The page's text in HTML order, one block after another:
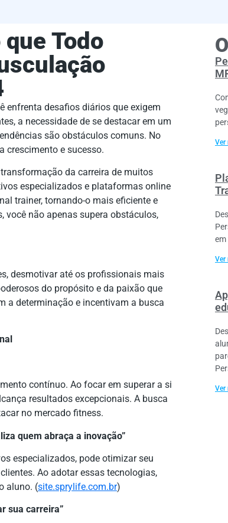
Todo
enfrenta desafios diários que exigem
a necessidade de se destacar em um
são obstáculos comuns. No
crescimento e sucesso.
da carreira de muitos
especializados e plataformas online
trainer, tornando-o mais eficiente e
você não apenas supera obstáculos,
desmotivar até os profissionais mais
do propósito e da paixão que
a determinação e incentivam a busca
contínuo. Ao focar em superar a si
resultados excepcionais. A busca
no mercado fitness.
quem abraça a inovação”
especializados, pode otimizar seu
Ao adotar essas tecnologias,
aluno. (site.sprylife.com.br)
sua carreira”
Ver
em
Ver
Ver